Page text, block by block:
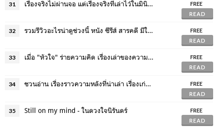
31 เรื่องจริงไม่ผ่านจอ แต่เรื่องจริงที่เล่าไว้ในมินิมอร์น่ะสนุกนะ
FREE
READ
32 รวมรีวิวอะไรน่าดูช่วงนี้ หนัง ซีรีส์ สารคดี มีให้ลองอ่าน
FREE
READ
33 เมื่อ "หัวใจ" ร่ายความคิด เรื่องเล่าของความสัมพันธ์ในหลากมุม
FREE
READ
34 ชวนอ่าน เรื่องราวความหลังที่น่าเล่า เรื่องเก่าซึ่งน่าจดจำ
FREE
READ
35 Still on my mind - ในดวงใจนิรันดร์
FREE
READ